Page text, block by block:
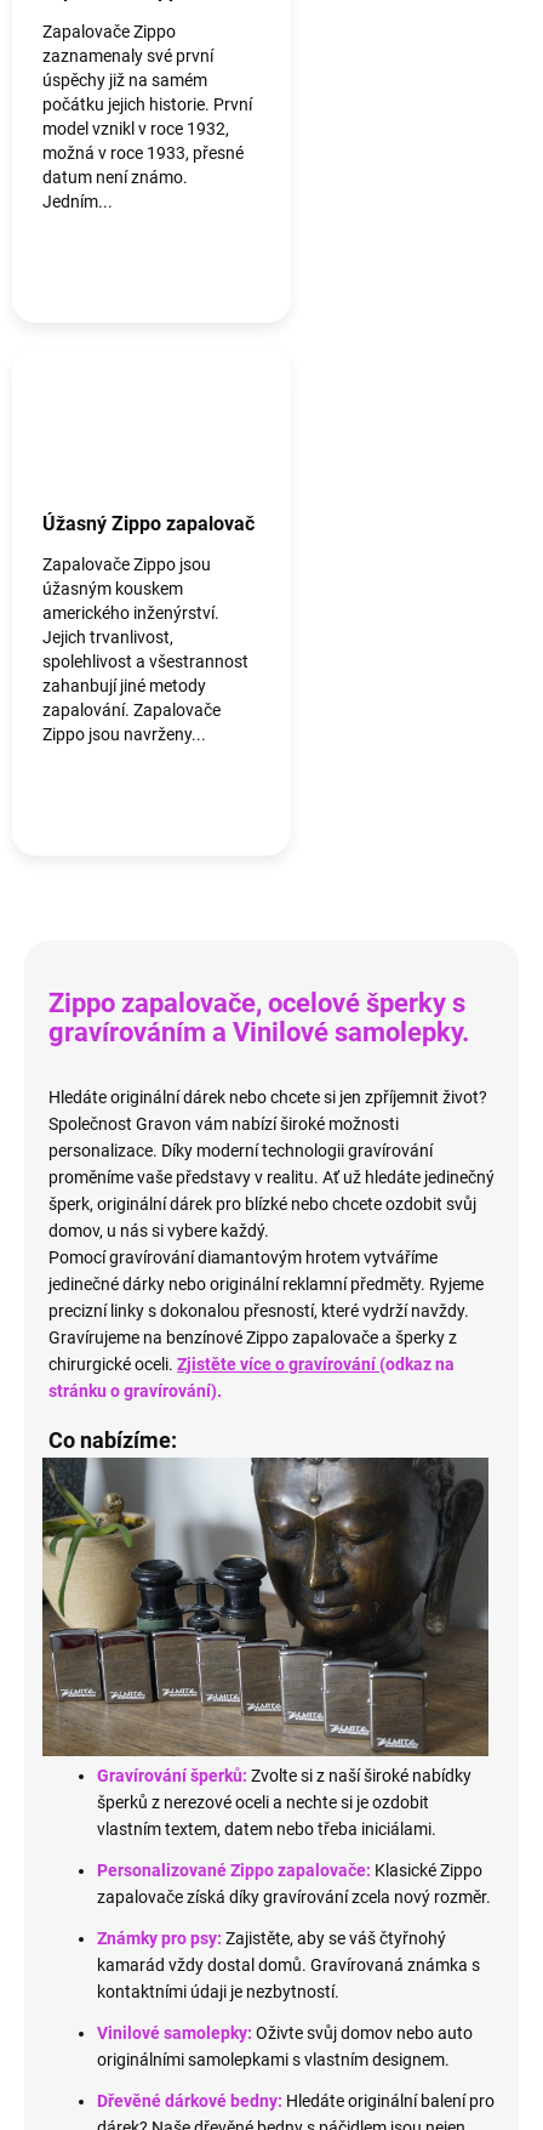
Zapalovače Zippo
zaznamenaly své první
úspěchy již na samém
počátku jejich historie. První
model vznikl v roce 1932,
možná v roce 1933, přesné
datum není známo.
Jedním...
Úžasný Zippo zapalovač
Zapalovače Zippo jsou
úžasným kouskem
amerického inženýrství.
Jejich trvanlivost,
spolehlivost a všestrannost
zahanbují jiné metody
zapalování. Zapalovače
Zippo jsou navrženy...
Zippo zapalovače, ocelové šperky s
gravírováním a Vinilové samolepky.
Hledáte originální dárek nebo chcete si jen zpříjemnit život?
Společnost Gravon vám nabízí široké možnosti
personalizace. Díky moderní technologii gravírování
proměníme vaše představy v realitu. Ať už hledáte jedinečný
šperk, originální dárek pro blízké nebo chcete ozdobit svůj
domov, u nás si vybere každý.
Pomocí gravírování diamantovým hrotem vytváříme
jedinečné dárky nebo originální reklamní předměty. Ryjeme
precizní linky s dokonalou přesností, které vydrží navždy.
Gravírujeme na benzínové Zippo zapalovače a šperky z
chirurgické oceli. Zjistěte více o gravírování(odkaz na
stránku o gravírování).
Co nabízíme:
Gravírování šperků: Zvolte si z naší široké nabídky
šperků z nerezové oceli a nechte si je ozdobit
vlastním textem, datem nebo třeba iniciálami.
Personalizované Zippo zapalovače: Klasické Zippo
zapalovače získá díky gravírování zcela nový rozměr.
Známky pro psy: Zajistěte, aby se váš čtyřnohý
kamarád vždy dostal domů. Gravírovaná známka s
kontaktními údaji je nezbytností.
Vinilové samolepky: Oživte svůj domov nebo auto
originálními samolepkami s vlastním designem.
Dřevěné dárkové bedny: Hledáte originální balení pro